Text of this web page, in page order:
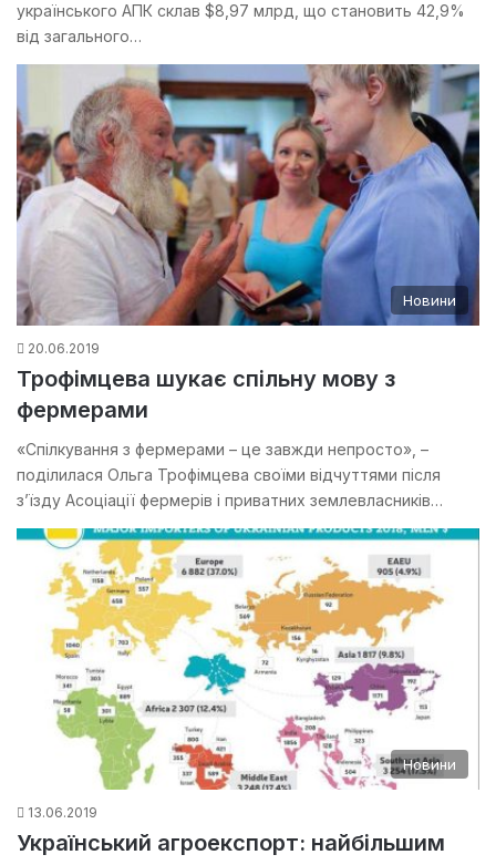
українського АПК склав $8,97 млрд, що становить 42,9%
від загального…
Новини
20.06.2019
Трофімцева шукає спільну мову з
фермерами
«Спілкування з фермерами – це завжди непросто», –
поділилася Ольга Трофімцева своїми відчуттями після
з’їзду Асоціації фермерів і приватних землевласників…
Новини
13.06.2019
Український агроекспорт: найбільшим